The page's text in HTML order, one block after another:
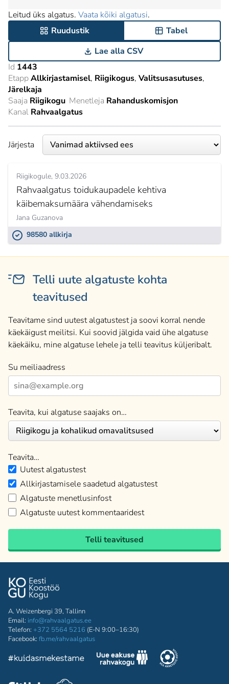
Leitud üks algatus. Vaata kõiki algatusi.
Ruudustik
Tabel
Lae alla CSV
Id 1443
EtappAllkirjastamisel Riigikogus Valitsusasutuses
Järelkaja
Saaja Riigikogu Menetleja Rahanduskomisjon
Kanal Rahvaalgatus
Järjesta
Riigikogule 9.03.2026
Rahvaalgatus toidukaupadele kehtiva
käibemaksumäära vähendamiseks
Jana Guzanova
98580 allkirja
Telli uute algatuste kohta
teavitused
Teavitame sind uutest algatustest ja soovi korral nende
käekäigust meilitsi. Kui soovid jälgida vaid ühe algatuse
käekäiku, mine algatuse lehele ja telli teavitus küljeribalt.
Su meiliaadress
Teavita, kui algatuse saajaks on…
Teavita…
Uutest algatustest
Allkirjastamisele saadetud algatustest
Algatuste menetlusinfost
Algatuste uutest kommentaaridest
Telli teavitused
A. Weizenbergi 39, Tallinn
Email: info@rahvaalgatus.ee
Telefon: +372 5564 5216 (E-N 9:00–16:30)
Facebook: fb.me/rahvaalgatus